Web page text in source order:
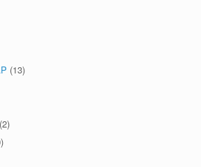
(13)
(2)